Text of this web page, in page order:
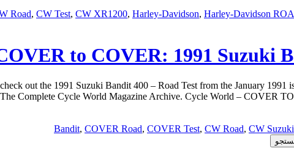
Road, CW Test, CW XR1200, Harley-Davidson, Harley-Davidson
to COVER: 1991 Suzuki
out the 1991 Suzuki Bandit 400 – Road Test from the January
The Complete Cycle World Magazine Archive. Cycle World – COVER TO
Bandit, COVER Road, COVER Test, CW Road, CW Suzuki